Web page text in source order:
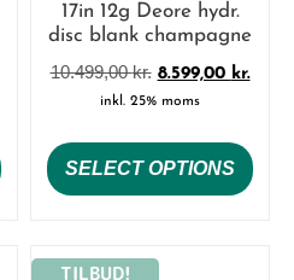
17in 12g Deore hydr.
disc blank champagne
10.499,00kr. 8.599,00 kr.
inkl. 25% moms
SELECT OPTIONS
TILBUD!